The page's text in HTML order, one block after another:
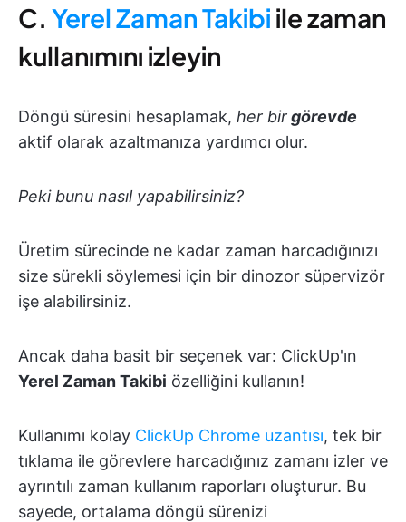
C. Yerel Zaman Takibi ile zaman
kullanımını izleyin
Döngü süresini hesaplamak, her birgörevde
aktif olarak azaltmanıza yardımcı olur.
Peki bunu nasıl yapabilirsiniz?
Üretim sürecinde ne kadar zaman harcadığınızı
size sürekli söylemesi için bir dinozor süpervizör
işe alabilirsiniz.
Ancak daha basit bir seçenek var: ClickUp'ın
Yerel Zaman Takibi özelliğini kullanın!
Kullanımı kolay ClickUp Chrome uzantısı, tek bir
tıklama ile görevlere harcadığınız zamanı izler ve
ayrıntılı zaman kullanım raporları oluşturur. Bu
sayede, ortalama döngü sürenizi